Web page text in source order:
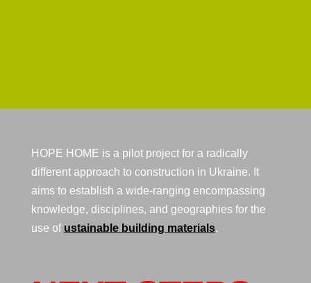
HOPE HOME is a pilot project for a radically
different approach to construction in Ukraine. It
aims to establish a wide-ranging encompassing
knowledge, disciplines, and geographies for the
use of ustainable building materials.